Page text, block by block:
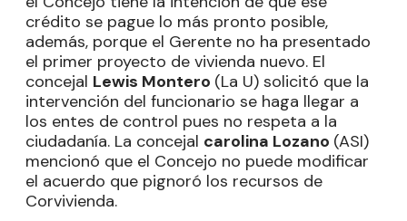
crédito se pague lo más pronto posible,
además, porque el Gerente no ha presentado
el primer proyecto de vivienda nuevo. El
concejal Lewis Montero (La U) solicitó que la
intervención del funcionario se haga llegar a
los entes de control pues no respeta a la
ciudadanía. La concejal carolina Lozano (ASI)
mencionó que el Concejo no puede modificar
el acuerdo que pignoró los recursos de
Corvivienda.